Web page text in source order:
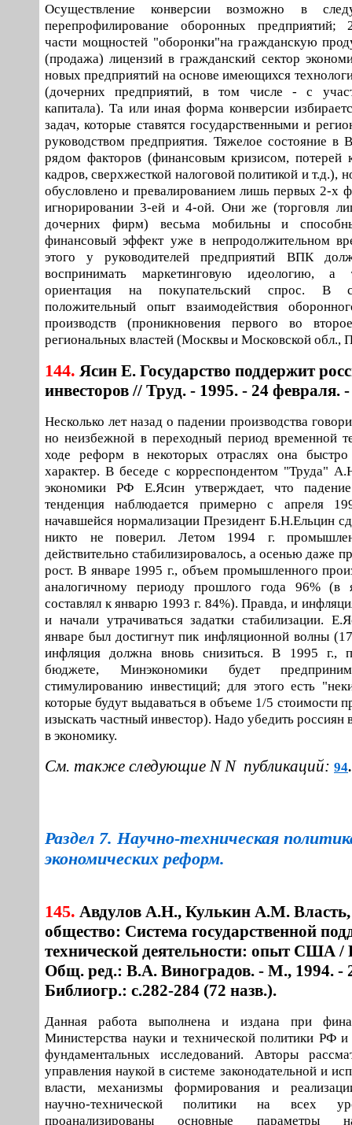
Осуществление конверсии возможно в
перепрофилирование оборонных предприятий;
части мощностей "оборонки"на гражданскую
(продажа) лицензий в гражданский сектор
новых предприятий на основе имеющихся
(дочерних предприятий, в том числе - с
капитала). Та или иная форма конверсии
задач, которые ставятся государственными и
руководством предприятия. Тяжелое состояние
рядом факторов (финансовым кризисом, потерей
кадров, сверхжесткой налоговой политикой и т.д.),
обусловлено и превалированием лишь первых 2-х
игнорировании 3-ей и 4-ой. Они же (торговля
дочерних фирм) весьма мобильны и
финансовый эффект уже в непродолжительном
этого у руководителей предприятий ВПК
воспринимать маркетинговую идеологию, а
ориентация на покупательский спрос. В
положительный опыт взаимодействия
производств (проникновения первого во
региональных властей (Москвы и Московской обл.,
144. Ясин Е. Государство поддержит
инвесторов // Труд. - 1995. - 24 февраля.
Несколько лет назад о падении производства
но неизбежной в переходный период временной
ходе реформ в некоторых отраслях она быстро
характер. В беседе с корреспондентом "Труда"
экономики РФ Е.Ясин утверждает, что
тенденция наблюдается примерно с апреля
начавшейся нормализации Президент Б.Н.Ельцин
никто не поверил. Летом 1994 г.
действительно стабилизировалось, а осенью даже
рост. В январе 1995 г., объем промышленного
аналогичному периоду прошлого года 96% (в
составлял к январю 1993 г. 84%). Правда, и
и начали утрачиваться задатки стабилизации.
январе был достигнут пик инфляционной волны
инфляция должна вновь снизиться. В 1995 г.,
бюджете, Минэкономики будет
стимулированию инвестиций; для этого есть
которые будут выдаваться в объеме 1/5 стоимости
изыскать частный инвестор). Надо убедить россиян
в экономику.
См. также следующие N N публикаций: 94.
Раздел 7. Научно-техническая
экономических реформ.
145. Авдулов А.Н., Кулькин А.М. Власть,
общество: Система государственной
технической деятельности: опыт
Общ. ред.: В.А. Виноградов. - М., 1994. -
Библиогр.: с.282-284 (72 назв.).
Данная работа выполнена и издана при
Министерства науки и технической политики РФ
фундаментальных исследований. Авторы
управления наукой в системе законодательной и
власти, механизмы формирования и
научно-технической политики на всех
проанализированы основные параметры